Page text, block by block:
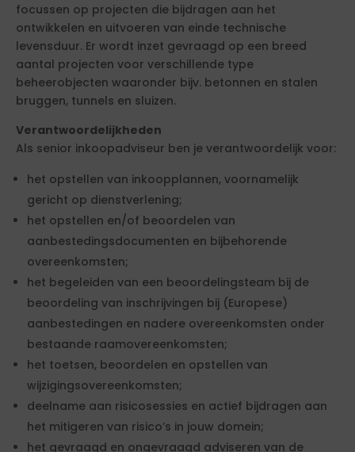
focussen op projecten die bijdragen aan het
ontwikkelen en uitvoeren van einde technische
levensduur. Er wordt inzet gevraagd op een breed
aantal projecten voor verschillende type
beheerobjecten waaronder bijv. betonnen en stalen
bruggen, tunnels en sluizen.
Verantwoordelijkheden
Als senior inkoopadviseur ben je verantwoordelijk voor:
het opstellen van inkoopplannen, voornamelijk
gericht op dienstverlening;
het opstellen en/of beoordelen van
aanbestedingsdocumenten en bijbehorende
overeenkomsten;
het begeleiden van een beoordelingsteam bij de
beoordeling van inschrijvingen bij (Europese)
aanbestedingen en nadere overeenkomsten onder
bestaande raamovereenkomsten;
het toetsen, beoordelen en opstellen van
wijzigingsovereenkomsten;
deelname aan risicosessies en actief bijdragen aan
het mitigeren van risico’s in jouw domein;
het gevraagd en ongevraagd adviseren van de